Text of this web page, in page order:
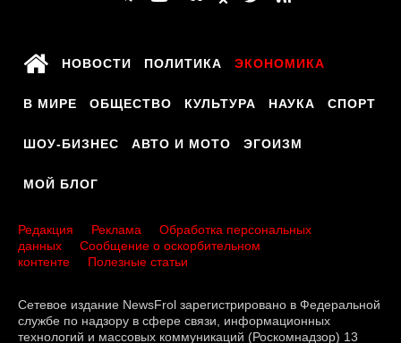
НОВОСТИ ПОЛИТИКА ЭКОНОМИКА
В МИРЕ ОБЩЕСТВО КУЛЬТУРА НАУКА СПОРТ
ШОУ-БИЗНЕС АВТО И МОТО ЭГОИЗМ
МОЙ БЛОГ
Редакция Реклама
Обработка персональных
данных
Сообщение о оскорбительном
контенте
Полезные статьи
Сетевое издание NewsFrol зарегистрировано в Федеральной
службе по надзору в сфере связи, информационных
технологий и массовых коммуникаций (Роскомнадзор) 13